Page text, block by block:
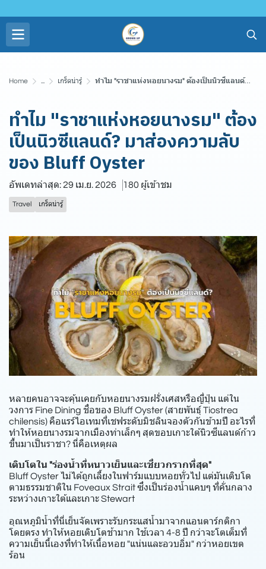
Home ... เกร็ดน่ารู้ ทำไม "ราชาแห่งหอยนางรม" ต้องเป็นนิวซีแลนด์? มาส่องความลับของ Bluff Oyster
ทำไม "ราชาแห่งหอยนางรม" ต้อง
เป็นนิวซีแลนด์? มาส่องความลับ
ของ Bluff Oyster
อัพเดทล่าสุด: 29 เม.ย. 2026 180 ผู้เข้าชม
Travel เกร็ดน่ารู้
หลายคนอาจจะคุ้นเคยกับหอยนางรมฝรั่งเศสหรือญี่ปุ่น แต่ใน
วงการ Fine Dining ชื่อของ Bluff Oyster (สายพันธุ์ Tiostrea
chilensis) คือแรร์ไอเทมที่เชฟระดับมิชลินจองตัวกันข้ามปี อะไรที่
ทำให้หอยนางรมจากเมืองท่าเล็กๆ สุดขอบเกาะใต้นิวซีแลนด์ก้าว
ขึ้นมาเป็นราชา? นี่คือเหตุผล
เติบโตใน "ร่องน้ำที่หนาวเย็นและเชี่ยวกรากที่สุด"
Bluff Oyster ไม่ได้ถูกเลี้ยงในฟาร์มแบบหอยทั่วไป แต่มันเติบโต
ตามธรรมชาติใน Foveaux Strait ซึ่งเป็นร่องน้ำแคบๆ ที่คั่นกลาง
ระหว่างเกาะใต้และเกาะ Stewart
อุณหภูมิน้ำที่นี่เย็นจัดเพราะรับกระแสน้ำมาจากแอนตาร์กติกา
โดยตรง ทำให้หอยเติบโตช้ามาก ใช้เวลา 4-8 ปี กว่าจะโตเต็มที่
ความเย็นนี้เองที่ทำให้เนื้อหอย "แน่นและอวบอิ่ม" กว่าหอยเขต
ร้อน